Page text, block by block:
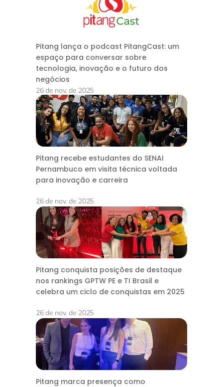
Pitang lança o podcast PitangCast: um
espaço para conversar sobre
tecnologia, inovação e o futuro dos
negócios
26 de nov. de 2025
Pitang recebe estudantes do SENAI
Pernambuco em visita técnica voltada
para inovação e carreira
26 de nov. de 2025
Pitang conquista posições de destaque
nos rankings GPTW PE e TI Brasil e
celebra um ciclo de conquistas em 2025
26 de nov. de 2025
Pitang marca presença como